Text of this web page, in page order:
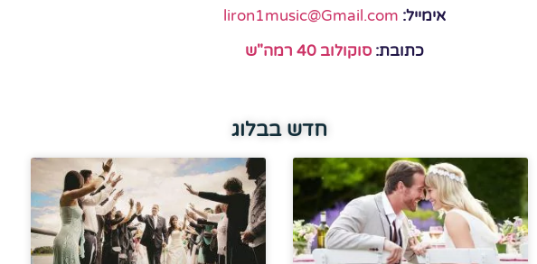
אימייל: liron1music@Gmail.com
כתובת: סוקולוב 40 רמה"ש
חדש בבלוג